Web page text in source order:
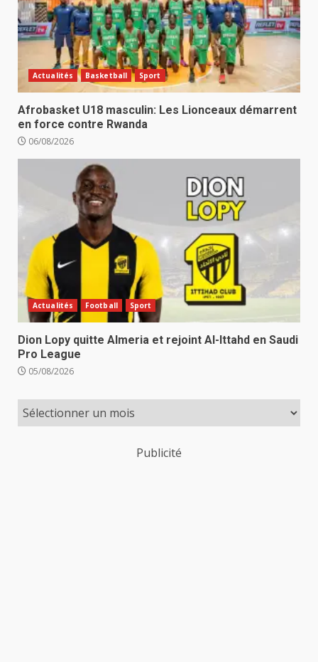
Actualités Basketball Sport
Afrobasket U18 masculin: Les Lionceaux démarrent
en force contre Rwanda
06/08/2026
Actualités Football Sport
Dion Lopy quitte Almeria et rejoint Al-Ittahd en Saudi
Pro League
05/08/2026
Publicité